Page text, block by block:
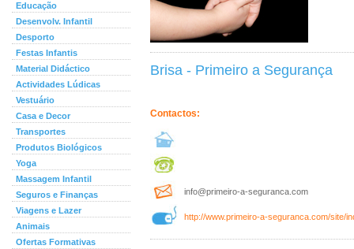
Educação
Desenvolv. Infantil
Desporto
Festas Infantis
Material Didáctico
Actividades Lúdicas
Vestuário
Casa e Decor
Transportes
Produtos Biológicos
Yoga
Massagem Infantil
Seguros e Finanças
Viagens e Lazer
Animais
Ofertas Formativas
Brisa - Primeiro a Segurança
Contactos:
info@primeiro-a-seguranca.com
http://www.primeiro-a-seguranca.com/site/